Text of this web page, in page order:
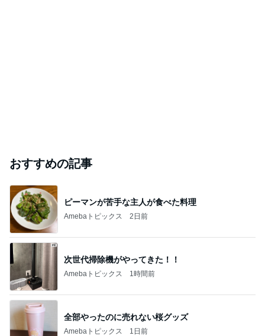
おすすめの記事
ピーマンが苦手な主人が食べた料理
Amebaトピックス 2日前
次世代掃除機がやってきた！！
Amebaトピックス 1時間前
全部やったのに売れない桜グッズ
Amebaトピックス 1日前